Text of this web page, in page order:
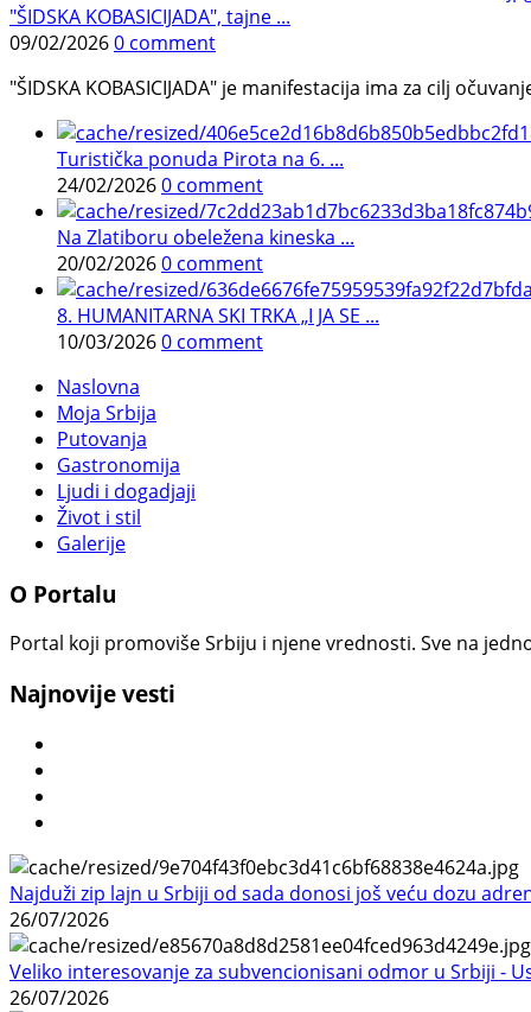
"ŠIDSKA KOBASICIJADA", tajne ...
09/02/20260 comment
"ŠIDSKA KOBASICIJADA" je manifestacija ima za cilj
Turistička ponuda Pirota na 6. ...
24/02/20260 comment
Na Zlatiboru obeležena kineska ...
20/02/20260 comment
8. HUMANITARNA SKI TRKA „I JA SE ...
10/03/20260 comment
Naslovna
Moja Srbija
Putovanja
Gastronomija
Ljudi i dogadjaji
Život i stil
Galerije
O Portalu
Portal koji promoviše Srbiju i njene vrednosti. Sve na
Najnovije vesti
Najduži zip lajn u Srbiji od sada donosi još veću dozu
26/07/2026
Veliko interesovanje za subvencionisani odmor u Srbiji -
26/07/2026